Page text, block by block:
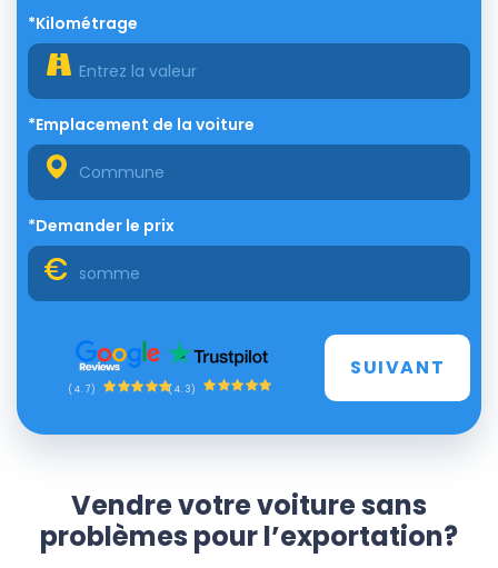
*Kilométrage
*Emplacement de la voiture
*Demander le prix
(4.7) (4.3)
SUIVANT
Vendre votre voiture sans
problèmes pour l’exportation?